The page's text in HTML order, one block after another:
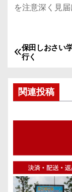
を注意深く見
投
ナ
ビ
ー
シ
保田しおさい
行く
関連投稿